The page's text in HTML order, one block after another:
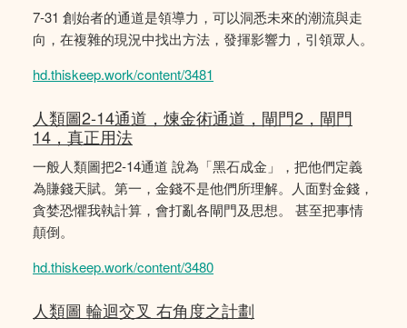
7-31 創始者的通道是領導力，可以洞悉未來的潮流與走
向，在複雜的現況中找出方法，發揮影響力，引領眾人。
hd.thiskeep.work/content/3481
人類圖2-14通道，煉金術通道，閘門2，閘門
14，真正用法
一般人類圖把2-14通道 說為「黑石成金」，把他們定義
為賺錢天賦。第一，金錢不是他們所理解。人面對金錢，
貪婪恐懼我執計算，會打亂各閘門及思想。 甚至把事情
顛倒。
hd.thiskeep.work/content/3480
人類圖 輪迴交叉 右角度之計劃